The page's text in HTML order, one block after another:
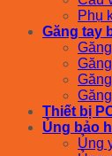
Phụ
Găng tay
Thiết bị
Ủng bảo
Ủng